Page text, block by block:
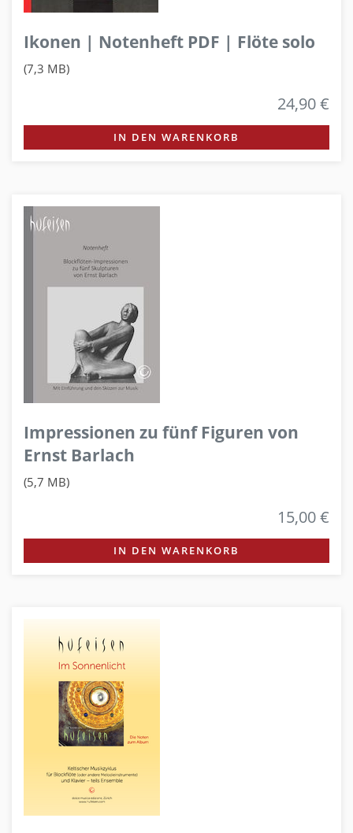
Ikonen | Notenheft PDF | Flöte solo
(7,3 MB)
24,90 €
IN DEN WARENKORB
Impressionen zu fünf Figuren von
Ernst Barlach
(5,7 MB)
15,00 €
IN DEN WARENKORB